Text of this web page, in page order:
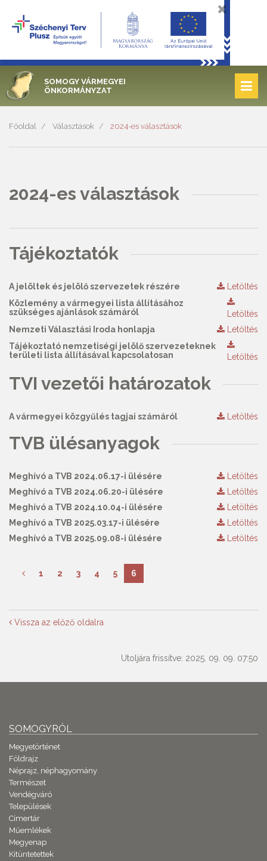
SOMOGY VÁRMEGYEI
ÖNKORMÁNYZAT
Főoldal Választások 2024-es választások
2024-es választások
Tájékoztatók
A jelöltek és jelölő szervezetek részére
Letöltés
Közlemény a vármegyei lista állításához
szükséges ajánlások számáról
Letöltés
Nemzeti Választási Iroda honlapja
Letöltés
Tájékoztató nemzetiségi jelölő szervezeteknek
területi lista állításával kapcsolatosan
Letöltés
TVI vezetői határozatok
A vármegyei közgyűlés tagjai számáról Letöltés
TVB ülésanyagok
Meghívó a TVB 2024.06.17-i ülésére
Letöltés
Meghívó a TVB 2024.06.20-i ülésére
Letöltés
Meghívó a TVB 2024.10.04-i ülésére
Letöltés
Meghívó a TVB 2025.03.17-i ülésére
Letöltés
Meghívó a TVB 2025.09.08-i ülésére
Letöltés
1 2 3 4 5 6
Vissza az előző oldalra
Utoljára frissítve: 2025. 09. 09. 07:50
SOMOGYRÓL
Megyetörténet
Földrajz
Néprajz, néphagyomány
Természet
Vendégváró
Települések
Címertár
Műemlékek
Megyenap
Kitüntetettek